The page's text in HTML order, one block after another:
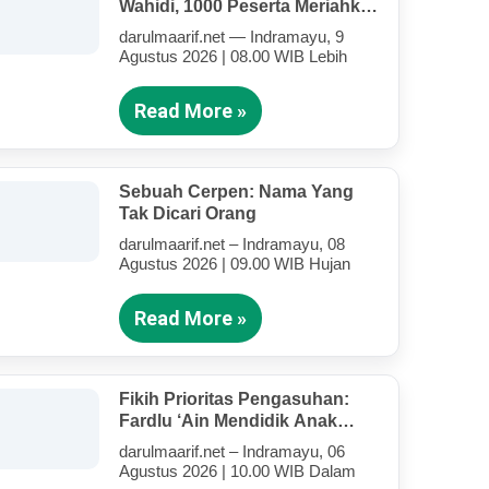
Wahidi, 1000 Peserta Meriahkan
Lapangan Hijau Darul Ma’arif
darulmaarif.net — Indramayu, 9
Agustus 2026 | 08.00 WIB Lebih
Read More »
Sebuah Cerpen: Nama Yang
Tak Dicari Orang
darulmaarif.net – Indramayu, 08
Agustus 2026 | 09.00 WIB Hujan
Read More »
Fikih Prioritas Pengasuhan:
Fardlu ‘Ain Mendidik Anak
Kandung Di Tengah Kesibukan
Mengajar
darulmaarif.net – Indramayu, 06
Agustus 2026 | 10.00 WIB Dalam